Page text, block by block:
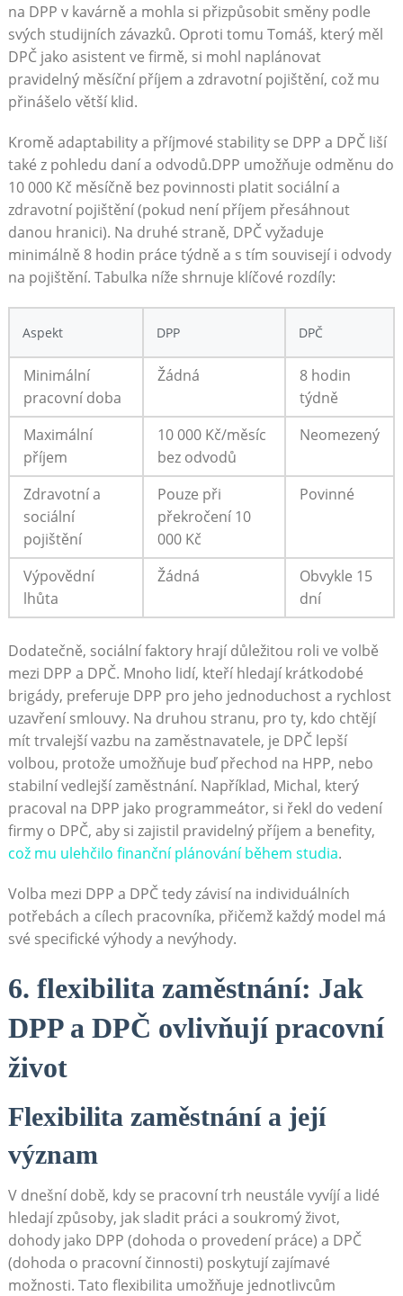
na DPP v kavárně a mohla si přizpůsobit směny podle
svých studijních závazků. Oproti tomu Tomáš, který měl
DPČ jako asistent ve firmě, si mohl naplánovat
pravidelný měsíční příjem a zdravotní pojištění, což mu
přinášelo větší klid.
Kromě adaptability a příjmové stability se DPP a DPČ liší
také z pohledu daní a odvodů.DPP umožňuje odměnu do
10 000 Kč měsíčně bez povinnosti platit sociální a
zdravotní pojištění (pokud není příjem přesáhnout
danou hranici). Na druhé straně, DPČ vyžaduje
minimálně 8 hodin práce týdně a s tím souvisejí i odvody
na pojištění. Tabulka níže shrnuje klíčové rozdíly:
Aspekt DPP DPČ
Minimální
pracovní doba
Žádná
8 hodin
týdně
Maximální
příjem
10 000 Kč/měsíc
bez odvodů
Neomezený
Zdravotní a
sociální
pojištění
Pouze při
překročení 10
000 Kč
Povinné
Výpovědní
lhůta
Žádná
Obvykle 15
dní
Dodatečně, sociální faktory hrají důležitou roli ve volbě
mezi DPP a DPČ. Mnoho lidí, kteří hledají krátkodobé
brigády, preferuje DPP pro jeho jednoduchost a rychlost
uzavření smlouvy. Na druhou stranu, pro ty, kdo chtějí
mít trvalejší vazbu na zaměstnavatele, je DPČ lepší
volbou, protože umožňuje buď přechod na HPP, nebo
stabilní vedlejší zaměstnání. Například, Michal, který
pracoval na DPP jako programmeátor, si řekl do vedení
firmy o DPČ, aby si zajistil pravidelný příjem a benefity,
což mu ulehčilo finanční plánování během studia.
Volba mezi DPP a DPČ tedy závisí na individuálních
potřebách a cílech pracovníka, přičemž každý model má
své specifické výhody a nevýhody.
6. flexibilita zaměstnání: Jak
DPP a DPČ ovlivňují pracovní
život
Flexibilita zaměstnání a její
význam
V dnešní době, kdy se pracovní trh neustále vyvíjí a lidé
hledají způsoby, jak sladit práci a soukromý život,
dohody jako DPP (dohoda o provedení práce) a DPČ
(dohoda o pracovní činnosti) poskytují zajímavé
možnosti. Tato flexibilita umožňuje jednotlivcům